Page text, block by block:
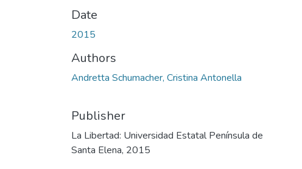
Date
2015
Authors
Andretta Schumacher, Cristina Antonella
Publisher
La Libertad: Universidad Estatal Península de
Santa Elena, 2015